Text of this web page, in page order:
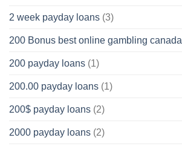
2 week payday loans (3)
200 Bonus best online gambling canada
200 payday loans (1)
200.00 payday loans (1)
200$ payday loans (2)
2000 payday loans (2)